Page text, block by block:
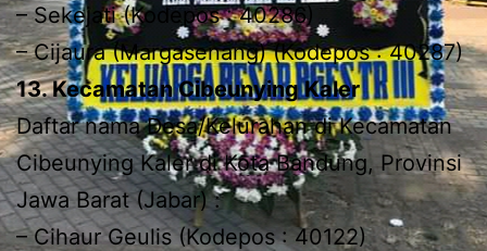
– Sekejati (Kodepos : 40286)
– Cijaura (Margasenang) (Kodepos : 40287)
13. Kecamatan Cibeunying Kaler
Daftar nama Desa/Kelurahan di Kecamatan
Cibeunying Kaler di Kota Bandung, Provinsi
Jawa Barat (Jabar) :
– Cihaur Geulis (Kodepos : 40122)